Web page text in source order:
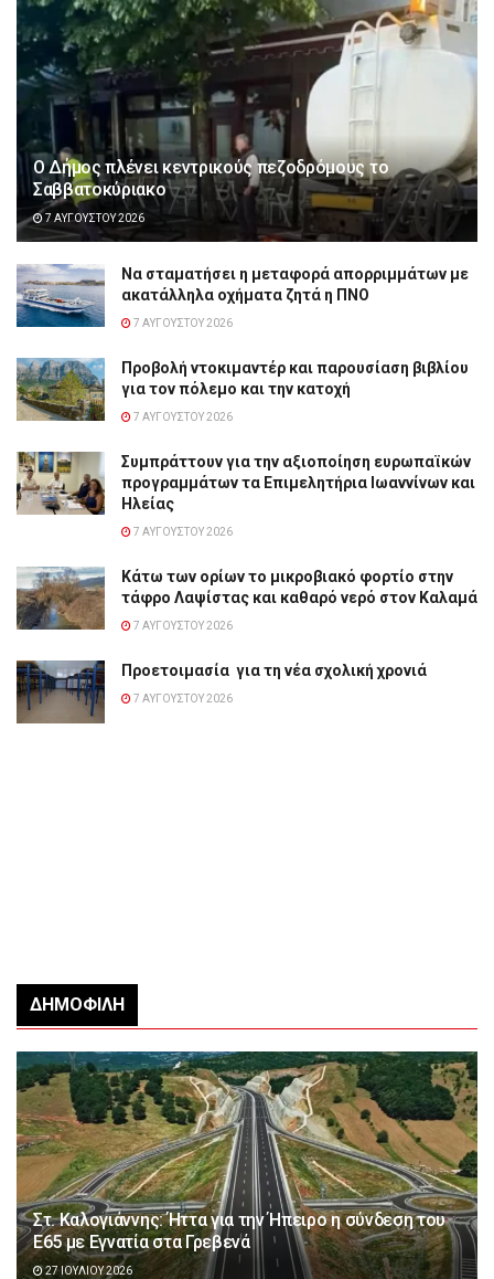
Ο Δήμος πλένει κεντρικούς πεζοδρόμους το
Σαββατοκύριακο
7 ΑΥΓΟΎΣΤΟΥ 2026
Να σταματήσει η μεταφορά απορριμμάτων με
ακατάλληλα οχήματα ζητά η ΠΝΟ
7 ΑΥΓΟΎΣΤΟΥ 2026
Προβολή ντοκιμαντέρ και παρουσίαση βιβλίου
για τον πόλεμο και την κατοχή
7 ΑΥΓΟΎΣΤΟΥ 2026
Συμπράττουν για την αξιοποίηση ευρωπαϊκών
προγραμμάτων τα Επιμελητήρια Ιωαννίνων και
Ηλείας
7 ΑΥΓΟΎΣΤΟΥ 2026
Κάτω των ορίων το μικροβιακό φορτίο στην
τάφρο Λαψίστας και καθαρό νερό στον Καλαμά
7 ΑΥΓΟΎΣΤΟΥ 2026
Προετοιμασία για τη νέα σχολική χρονιά
7 ΑΥΓΟΎΣΤΟΥ 2026
ΔΗΜΟΦΙΛΉ
Στ. Καλογιάννης: Ήττα για την Ήπειρο η σύνδεση του
Ε65 με Εγνατία στα Γρεβενά
27 ΙΟΥΛΊΟΥ 2026